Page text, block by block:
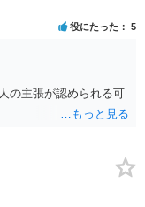
などがあればそれへの
役にたった 5
の主張が認められる可